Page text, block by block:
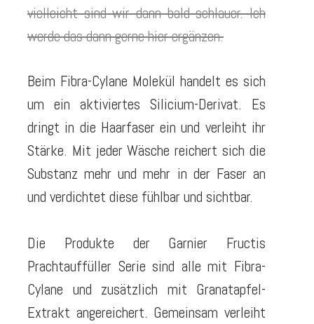
vielleicht sind wir dann bald schlauer. Ich
werde das dann gerne hier ergänzen.
Beim Fibra-Cylane Molekül handelt es sich
um ein aktiviertes Silicium-Derivat. Es
dringt in die Haarfaser ein und verleiht ihr
Stärke. Mit jeder Wäsche reichert sich die
Substanz mehr und mehr in der Faser an
und verdichtet diese fühlbar und sichtbar.
Die Produkte der Garnier Fructis
Prachtauffüller Serie sind alle mit Fibra-
Cylane und zusätzlich mit Granatapfel-
Extrakt angereichert. Gemeinsam verleiht